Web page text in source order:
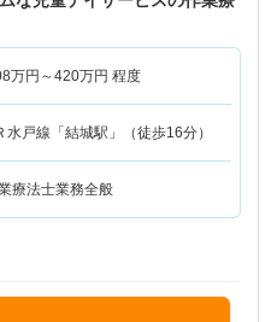
万円～420万円 程度
水戸線「結城駅」（徒歩16分）
療法士業務全般